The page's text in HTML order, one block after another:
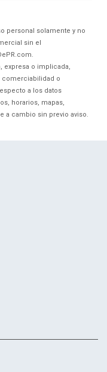
personal solamente y no
sin el
expresa o implicada,
comerciabilidad o
a los datos
horarios, mapas,
a cambio sin previo aviso.